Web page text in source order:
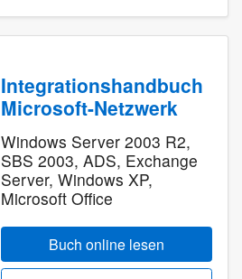
Integrationshandbuch
Microsoft-Netzwerk
Windows Server 2003 R2,
SBS 2003, ADS, Exchange
Server, Windows XP,
Microsoft Office
Buch online lesen